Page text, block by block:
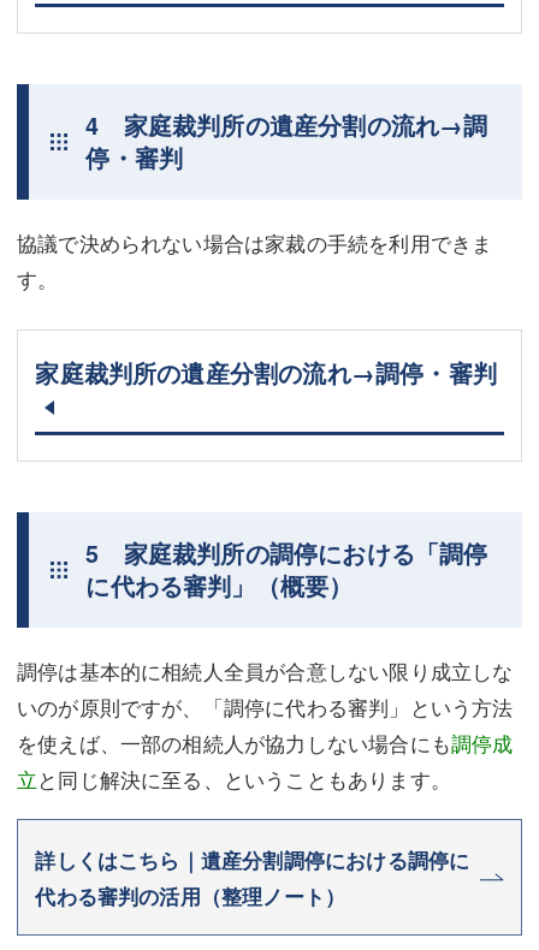
4 家庭裁判所の遺産分割の流れ→調
停・審判
協議で決められない場合は家裁の手続を利用できま
す。
家庭裁判所の遺産分割の流れ→調停・審判
5 家庭裁判所の調停における「調停
に代わる審判」（概要）
調停は基本的に相続人全員が合意しない限り成立しな
いのが原則ですが、「調停に代わる審判」という方法
を使えば、一部の相続人が協力しない場合にも調停成
立と同じ解決に至る、ということもあります。
詳しくはこちら｜遺産分割調停における調停に
代わる審判の活用（整理ノート）